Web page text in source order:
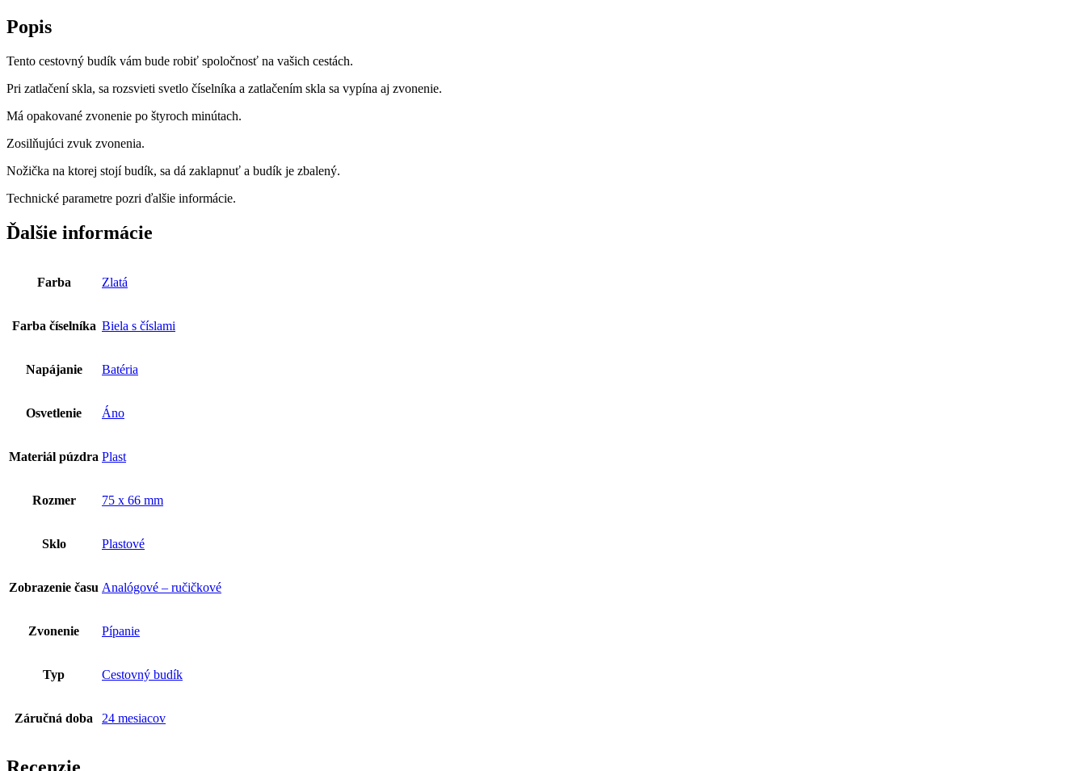
Popis
Tento cestovný budík vám bude robiť spoločnosť na vašich cestách.
Pri zatlačení skla, sa rozsvieti svetlo číselníka a zatlačením skla sa vypína aj zvonenie.
Má opakované zvonenie po štyroch minútach.
Zosilňujúci zvuk zvonenia.
Nožička na ktorej stojí budík, sa dá zaklapnuť a budík je zbalený.
Technické parametre pozri ďalšie informácie.
Ďalšie informácie
Farba Zlatá
Farba číselníka Biela s číslami
Napájanie Batéria
Osvetlenie Áno
Materiál púzdra Plast
Rozmer 75 x 66 mm
Sklo Plastové
Zobrazenie času Analógové – ručičkové
Zvonenie Pípanie
Typ Cestovný budík
Záručná doba 24 mesiacov